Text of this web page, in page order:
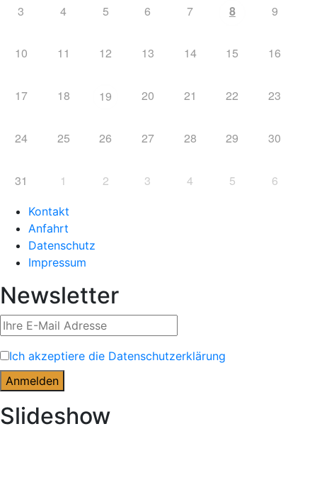
3 4 5 6 7 8 9
10 11 12 13 14 15 16
17 18 19 20 21 22 23
24 25 26 27 28 29 30
31 1 2 3 4 5 6
Kontakt
Anfahrt
Datenschutz
Impressum
Newsletter
Ich akzeptiere die Datenschutzerklärung
Slideshow